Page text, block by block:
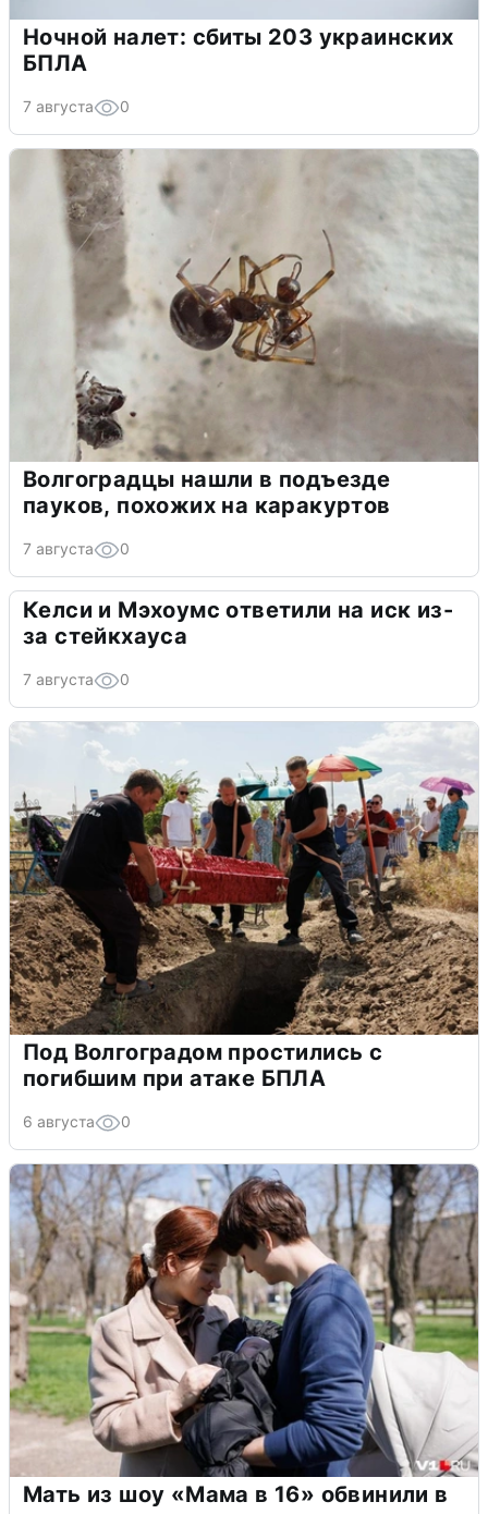
Ночной налет: сбиты 203 украинских
БПЛА
7 августа 0
Волгоградцы нашли в подъезде
пауков, похожих на каракуртов
7 августа 0
Келси и Мэхоумс ответили на иск из-
за стейкхауса
7 августа 0
Под Волгоградом простились с
погибшим при атаке БПЛА
6 августа 0
Мать из шоу «Мама в 16» обвинили в